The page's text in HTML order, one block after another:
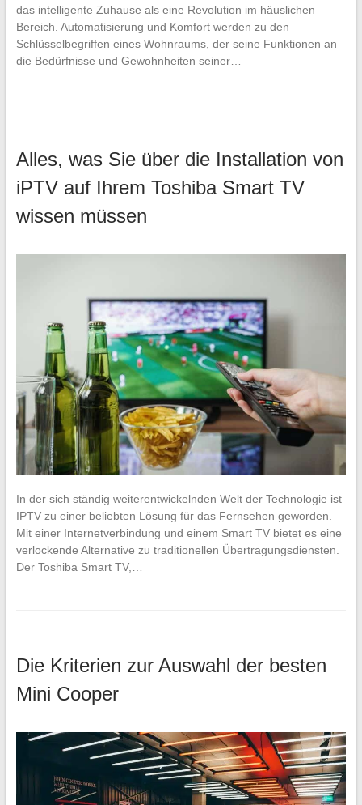
das intelligente Zuhause als eine Revolution im häuslichen
Bereich. Automatisierung und Komfort werden zu den
Schlüsselbegriffen eines Wohnraums, der seine Funktionen an
die Bedürfnisse und Gewohnheiten seiner…
Alles, was Sie über die Installation von
iPTV auf Ihrem Toshiba Smart TV
wissen müssen
In der sich ständig weiterentwickelnden Welt der Technologie ist
IPTV zu einer beliebten Lösung für das Fernsehen geworden.
Mit einer Internetverbindung und einem Smart TV bietet es eine
verlockende Alternative zu traditionellen Übertragungsdiensten.
Der Toshiba Smart TV,…
Die Kriterien zur Auswahl der besten
Mini Cooper